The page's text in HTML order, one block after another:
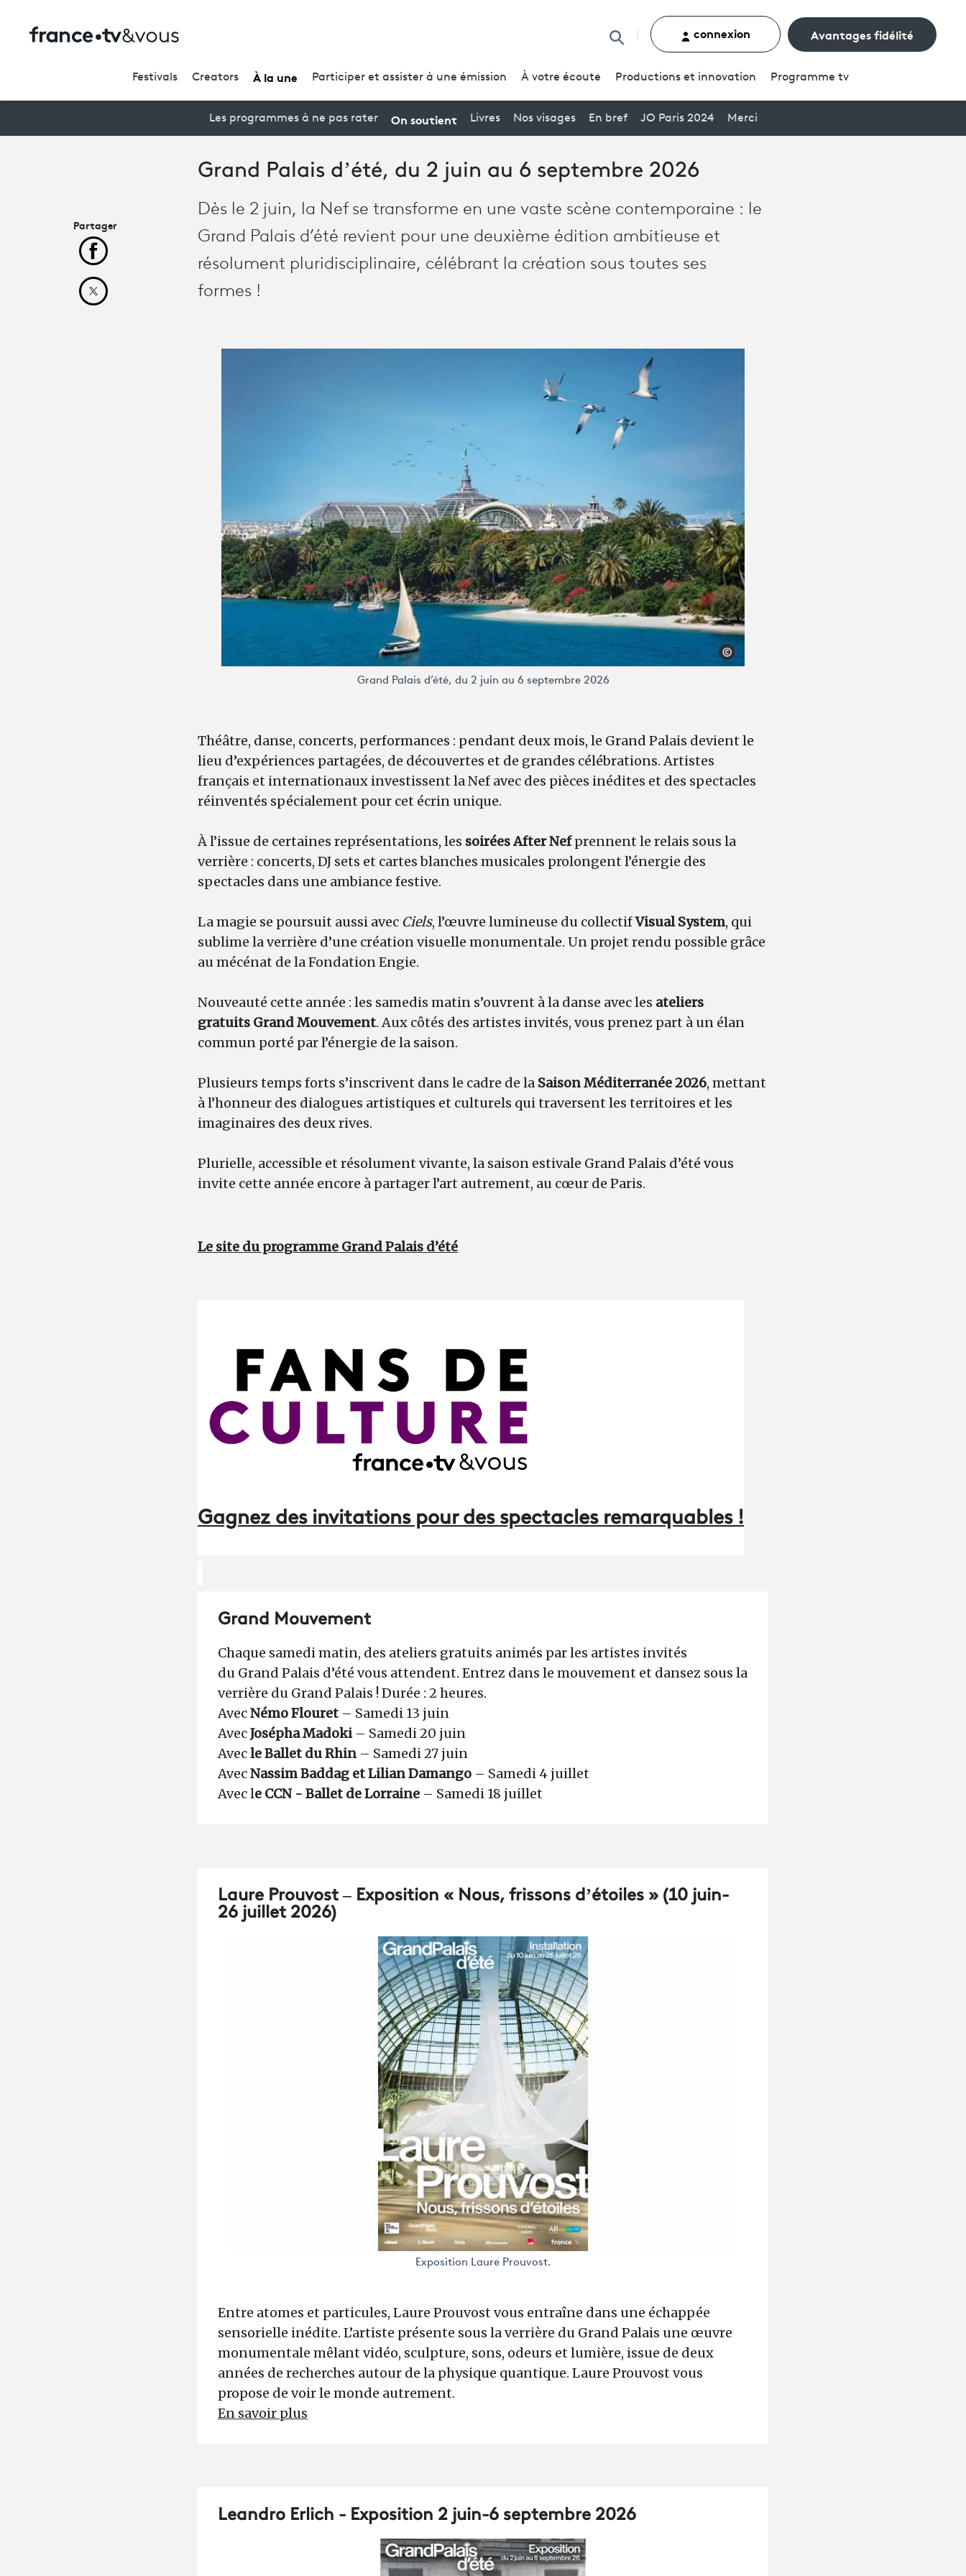
Rechercher un contenu
connexion Avantages fidélité
Festivals Creators À la une Participer et assister à une émission À votre écoute Productions et innovation Programme tv
Les programmes à ne pas rater On soutient Livres Nos visages En bref JO Paris 2024 Merci
Grand Palais d’été, du 2 juin au 6 septembre 2026
Dès le 2 juin, la Nef se transforme en une vaste scène contemporaine : le
Grand Palais d’été revient pour une deuxième édition ambitieuse et
résolument pluridisciplinaire, célébrant la création sous toutes ses
formes !
Grand Palais d’été, du 2 juin au 6 septembre 2026
Théâtre, danse, concerts, performances : pendant deux mois, le Grand Palais devient le
lieu d’expériences partagées, de découvertes et de grandes célébrations. Artistes
français et internationaux investissent la Nef avec des pièces inédites et des spectacles
réinventés spécialement pour cet écrin unique.
À l’issue de certaines représentations, les soirées After Nefprennent le relais sous la
verrière : concerts, DJ sets et cartes blanches musicales prolongent l’énergie des
spectacles dans une ambiance festive.
La magie se poursuit aussi avec Ciels, l’œuvre lumineuse du collectifVisual System, qui
sublime la verrière d’une création visuelle monumentale. Un projet rendu possible grâce
au mécénat de la Fondation Engie.
Nouveauté cette année : les samedis matin s’ouvrent à la danse avec les ateliers
gratuits Grand Mouvement. Aux côtés des artistes invités, vous prenez part à un élan
commun porté par l’énergie de la saison.
Plusieurs temps forts s’inscrivent dans le cadre de la Saison Méditerranée 2026, mettant
à l’honneur des dialogues artistiques et culturels qui traversent les territoires et les
imaginaires des deux rives.
Plurielle, accessible et résolument vivante, la saison estivale Grand Palais d’été vous
invite cette année encore à partager l’art autrement, au cœur de Paris.
Le site du programme Grand Palais d’été
Gagnez des invitations pour des spectacles remarquables !
Grand Mouvement
Chaque samedi matin, des ateliers gratuits animés par les artistes invités
du Grand Palais d’été vous attendent. Entrez dans le mouvement et dansez sous la
verrière du Grand Palais ! Durée : 2 heures.
AvecNémo Flouret – Samedi 13 juin
AvecJosépha Madoki– Samedi 20 juin
Avecle Ballet du Rhin – Samedi 27 juin
AvecNassim Baddag et Lilian Damango – Samedi 4 juillet
Avec le CCN - Ballet de Lorraine – Samedi 18 juillet
Laure Prouvost – Exposition « Nous, frissons d’étoiles » (10 juin-
26 juillet 2026)
Exposition Laure Prouvost.
Entre atomes et particules, Laure Prouvost vous entraîne dans une échappée
sensorielle inédite. L’artiste présente sous la verrière du Grand Palais une œuvre
monumentale mêlant vidéo, sculpture, sons, odeurs et lumière, issue de deux
années de recherches autour de la physique quantique. Laure Prouvost vous
propose de voir le monde autrement.
En savoir plus
Leandro Erlich - Exposition 2 juin-6 septembre 2026
Partager
Partager cet article sur Facebook
Partager cet article sur X